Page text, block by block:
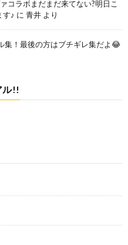
コラボまだまだ来てない?明日こ
す♪ に 青井 より
集！最後の方はブチギレ集だよ😂
ル!!